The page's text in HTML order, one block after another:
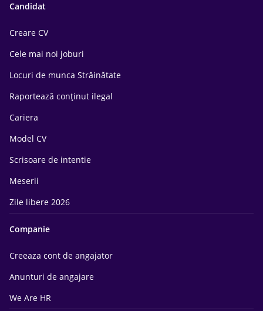
Candidat
Creare CV
Cele mai noi joburi
Locuri de munca Străinătate
Raportează conținut ilegal
Cariera
Model CV
Scrisoare de intentie
Meserii
Zile libere 2026
Companie
Creeaza cont de angajator
Anunturi de angajare
We Are HR